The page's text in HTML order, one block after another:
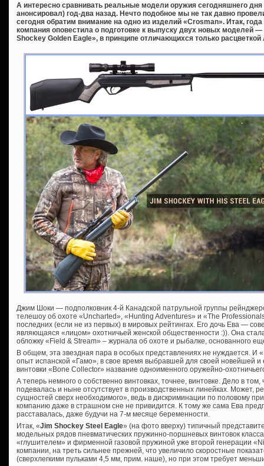
А интересно сравнивать реальные модели оружия сегодняшнего
анонсировал) год-два назад. Нечто подобное мы не так давно
сегодня обратим внимание на одно из изделий «Crosman». Итак,
компания оповестила о подготовке к выпуску двух новых моделей
Shockey Golden Eagle», в принципе отличающихся только расцветкой
Джим Шоки — подполковник 4-й Канадской патрульной группы
телешоу об охоте «Uncharted», «Hunting Adventures» и «The
последних (если не из первых) в мировых рейтингах. Его дочь Ева —
являющаяся «лицом» охотничьей женской общественности :)). Она
обложку «Field & Stream» – журнала об охоте и рыбалке, основанного
В общем, эта звездная пара в особых представлениях не нуждается. И
опыт испанской «Гамо», в свое время выбравшей для своей новейшей
винтовки «Bone Collector» название одноименного оружейно-
А теперь немного о собственно винтовках, точнее, винтовке. Дело в
подевалась и ныне отсутствует в производственных линейках. Может,
сущностей сверх необходимого», ведь в дискриминации по половому
компанию даже в страшном сне не привидится. К тому же сама Ева
расставалась, даже будучи на 7-м месяце беременности.
Итак, «Jim Shockey Steel Eagle» (на фото вверху) типичный
модельных рядов пневматических пружинно-поршневых винтовок
«глушителем» и фирменной газовой пружиной уже второй генерации
компании, на треть сильнее прежней, что увеличило скоростные
(сверхлегкими пульками 4,5 мм, прим. наше), но при этом требует